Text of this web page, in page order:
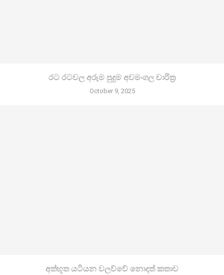
රට රටවල අරුම පුදුම අවමංගල චාරිත්‍ර
October 9, 2025
අත්භූත යටියන වලව්වේ නොදත් කතාව